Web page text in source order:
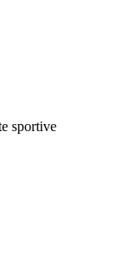
sportive